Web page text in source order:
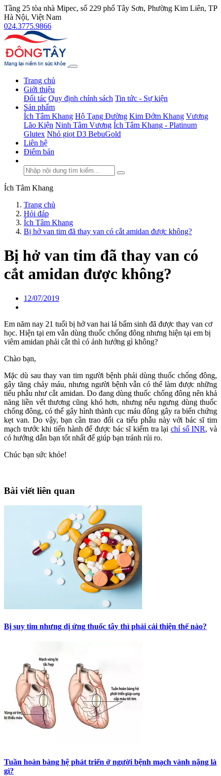
Tầng 25 tòa nhà Mipec, số 229 phố Tây Sơn, Phường Kim Liên, TP
Hà Nội, Việt Nam
024.3775.9866
Trang chủ
Giới thiệu
Đối tác Quy định chính sách Tin tức - Sự kiện
Sản phẩm
Ích Tâm Khang Hộ Tạng Đường Kim Đởm Khang Vương
Lão Kiện Ninh Tâm Vương Ích Tâm Khang - Platinum
Glutex Nhỏ giọt D3 BebuGold
Liên hệ
Điểm bán
Ích Tâm Khang
Trang chủ
Hỏi đáp
Ích Tâm Khang
Bị hở van tim đã thay van có cắt amidan được không?
Bị hở van tim đã thay van có
cắt amidan được không?
12/07/2019
Em năm nay 21 tuổi bị hở van hai lá bẩm sinh đã được thay van cơ
học. Hiện tại em vẫn dùng thuốc chống đông nhưng hiện tại em bị
viêm amidan phải cắt thì có ảnh hưởng gì không?
Chào bạn,
Mặc dù sau thay van tim người bệnh phải dùng thuốc chống đông,
gây tăng chảy máu, nhưng người bệnh vẫn có thể làm được những
tiểu phẫu như cắt amidan. Do đang dùng thuốc chống đông nên khả
năng liền vết thương cũng khó hơn, nhưng nếu ngưng dùng thuốc
chống đông, có thể gây hình thành cục máu đông gây ra biến chứng
kẹt van. Do vậy, bạn cần trao đổi ca tiểu phẫu này với bác sĩ tim
mạch trước khi tiến hành để được bác sĩ kiểm tra lại chỉ số INR, và
có hướng dẫn bạn tốt nhất để giúp bạn tránh rủi ro.
Chúc bạn sức khỏe!
Bài viết liên quan
Bị suy tim nhưng dị ứng thuốc tây thì phải cải thiện thế nào?
Tuần hoàn bàng hệ phát triển ở người bệnh mạch vành nặng là
gì?